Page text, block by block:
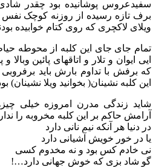
سفیدعروس پوشانیده بود چقدر
برف تازه رسیده از روزنه کوچک
ویلای لاکچری که روی کتام خوابیده
تمام جای جای این کلبه از محوطه
ایی ایوان و تلار و اتاقهای پائین
که برفش با تداوم بارش باید
این کلبه نشینان( بخوانید ویلا
شاید زندگی مدرن امروزه خیلی
آرامش حاکم بر این کلبه مخروبه را
در دنیا هر آنکه نیم نانی دارد
یا در خور خویش آشیانی دارد
نی خادم کس بود و نه مخدوم کسی
گو شاد بزی که خوش جهانی دارد…!